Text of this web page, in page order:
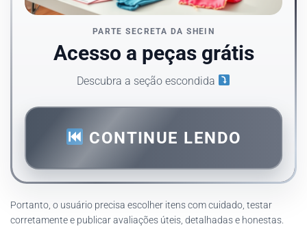
PARTE SECRETA DA SHEIN
Acesso a peças grátis
Descubra a seção escondida
CONTINUE LENDO
Portanto, o usuário precisa escolher itens com cuidado, testar
corretamente e publicar avaliações úteis, detalhadas e honestas.